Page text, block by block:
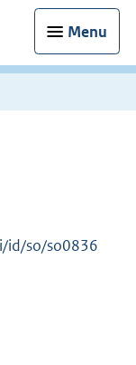
Menu
id/so/so0836